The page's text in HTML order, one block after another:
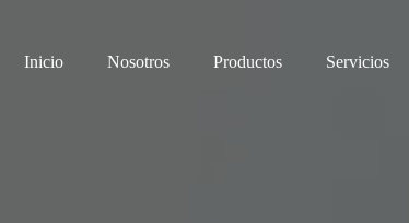
Inicio Nosotros Productos Servicios